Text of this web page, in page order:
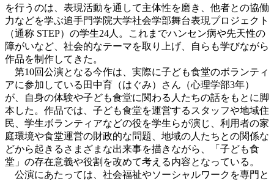
を行うのは、表現活動を通して主体性を磨き、他者との協働
力などを学ぶ追手門学院大学社会学部舞台表現プロジェクト
（通称 STEP）の学生24人。これまでハンセン病や先天性の
障がいなど、社会的なテーマを取り上げ、自らも学びながら
作品を制作してきた。
第10回公演となる今作は、実際に子ども食堂のボランティ
アに参加している田中育（はぐみ）さん（心理学部3年）
が、自身の体験や子ども食堂に関わる人たちの話をもとに脚
本した。作品では、子ども食堂を運営するスタッフや地域住
民、学生ボランティアなどの役を学生らが演じ、利用者の家
庭環境や食堂運営の財政的な問題、地域の人たちとの関係な
どから起きるさまざまな出来事を描きながら、「子ども食
堂」の存在意義や役割を改めて考える内容となっている。
公演にあたっては、社会福祉やソーシャルワークを専門と